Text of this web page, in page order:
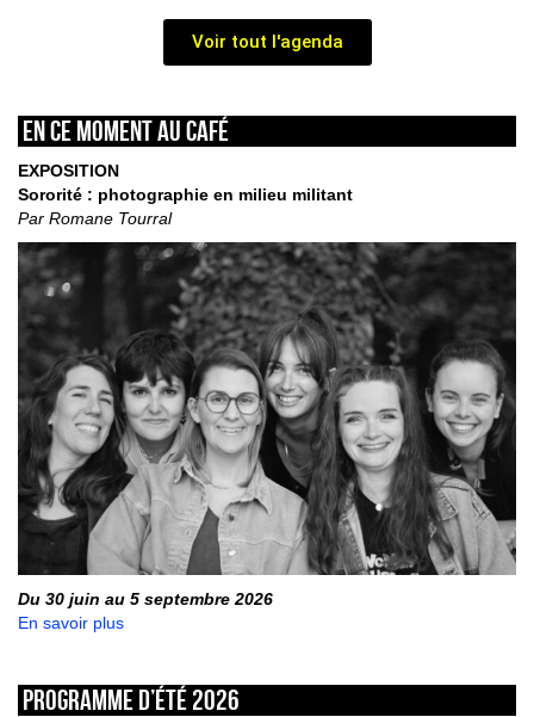
Voir tout l'agenda
En ce moment au café
EXPOSITION
Sororité : photographie en milieu militant
Par Romane Tourral
Du 30 juin au 5 septembre 2026
En savoir plus
Programme d’été 2026